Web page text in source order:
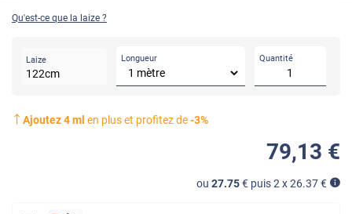
Qu'est-ce que la laize ?
Laize
122cm
Longueur Quantité
Ajoutez4ml en plus et profitez de-3%
79,13 €
ou 27.75€ puis 2 x26.37€